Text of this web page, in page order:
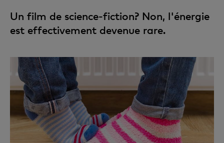
Un film de science-fiction? Non, l'énergie
est effectivement devenue rare.